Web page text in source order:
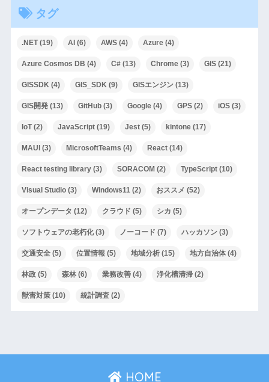
タグ
.NET(19) AI (6) AWS(4) Azure(4)
Azure Cosmos DB (4) C#(13) Chrome(3) GIS(21)
GISSDK(4) GIS_SDK(9) GISエンジン(13)
GIS開発(13) GitHub(3) Google(4) GPS(2) iOS(3)
IoT(2) JavaScript(19) Jest(5) kintone(17)
MAUI (3) MicrosoftTeams (4) React(14)
React testing library(3) SORACOM (2) TypeScript(10)
Visual Studio(3) Windows11(2) おススメ (52)
オープンデータ (12) クラウド (5) シカ (5)
ソフトウェアの老朽化(3) ノーコード (7) ハッカソン(3)
交通安全(5) 位置情報 (5) 地域分析(15) 地方自治体(4)
林政(5) 森林(6) 業務改善(4) 浄化槽清掃(2)
獣害対策(10) 統計調査(2)
HOME